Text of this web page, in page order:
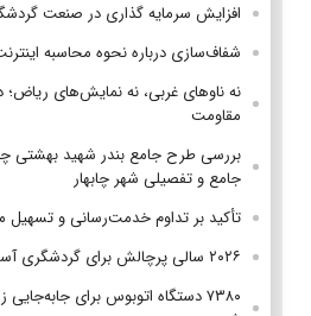
افزایش سرمایه گذاری در صنعت
شفاف‌سازی درباره نحوه محاسبه
نه ناوهای غربی، نه نمایش‌های ریاض؛
مقاومت
بررسی طرح جامع بندر شهید بهشتی
جامع و تفصیلی شهر چابهار
تأکید بر تداوم خدمت‌رسانی و
۲۰۲۶ سالی پرچالش برای گردشگری آسیا
۷۳۸۰ دستگاه اتوبوس برای جابه‌جایی